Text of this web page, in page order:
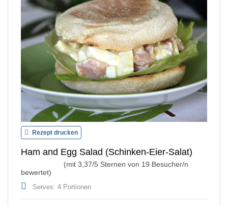
Rezept drucken
Ham and Egg Salad (Schinken-Eier-Salat)
(mit 3,37/5 Sternen von 19 Besucher/n
bewertet)
Serves: 4 Portionen